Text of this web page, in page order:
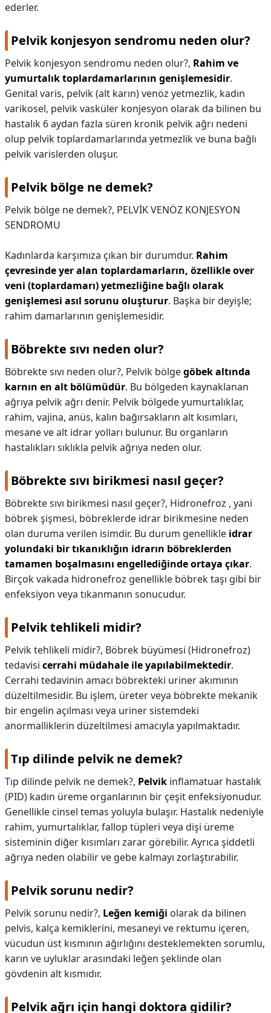
ederler.
Pelvik konjesyon sendromu neden olur?
Pelvik konjesyon sendromu neden olur?, Rahim ve
yumurtalık toplardamarlarının genişlemesidir.
Genital varis, pelvik (alt karın) venöz yetmezlik, kadın
varikosel, pelvik vasküler konjesyon olarak da bilinen bu
hastalık 6 aydan fazla süren kronik pelvik ağrı nedeni
olup pelvik toplardamarlarında yetmezlik ve buna bağlı
pelvik varislerden oluşur.
Pelvik bölge ne demek?
Pelvik bölge ne demek?, PELVİK VENÖZ KONJESYON
SENDROMU
Kadınlarda karşımıza çıkan bir durumdur. Rahim
çevresinde yer alan toplardamarların, özellikle over
veni (toplardamarı) yetmezliğine bağlı olarak
genişlemesi asıl sorunu oluşturur. Başka bir deyişle;
rahim damarlarının genişlemesidir.
Böbrekte sıvı neden olur?
Böbrekte sıvı neden olur?, Pelvik bölgegöbek altında
karnın en alt bölümüdür. Bu bölgeden kaynaklanan
ağrıya pelvik ağrı denir. Pelvik bölgede yumurtalıklar,
rahim, vajina, anüs, kalın bağırsakların alt kısımları,
mesane ve alt idrar yolları bulunur. Bu organların
hastalıkları sıklıkla pelvik ağrıya neden olur.
Böbrekte sıvı birikmesi nasıl geçer?
Böbrekte sıvı birikmesi nasıl geçer?, Hidronefroz , yani
böbrek şişmesi, böbreklerde idrar birikmesine neden
olan duruma verilen isimdir. Bu durum genellikle idrar
yolundaki bir tıkanıklığın idrarın böbreklerden
tamamen boşalmasını engellediğinde ortaya çıkar.
Birçok vakada hidronefroz genellikle böbrek taşı gibi bir
enfeksiyon veya tıkanmanın sonucudur.
Pelvik tehlikeli midir?
Pelvik tehlikeli midir?, Böbrek büyümesi (Hidronefroz)
tedavisi cerrahi müdahale ile yapılabilmektedir.
Cerrahi tedavinin amacı böbrekteki uriner akımının
düzeltilmesidir. Bu işlem, üreter veya böbrekte mekanik
bir engelin açılması veya uriner sistemdeki
anormalliklerin düzeltilmesi amacıyla yapılmaktadır.
Tıp dilinde pelvik ne demek?
Tıp dilinde pelvik ne demek?, Pelvik inflamatuar hastalık
(PID) kadın üreme organlarının bir çeşit enfeksiyonudur.
Genellikle cinsel temas yoluyla bulaşır. Hastalık nedeniyle
rahim, yumurtalıklar, fallop tüpleri veya dişi üreme
sisteminin diğer kısımları zarar görebilir. Ayrıca şiddetli
ağrıya neden olabilir ve gebe kalmayı zorlaştırabilir.
Pelvik sorunu nedir?
Pelvik sorunu nedir?, Leğen kemiği olarak da bilinen
pelvis, kalça kemiklerini, mesaneyi ve rektumu içeren,
vücudun üst kısmının ağırlığını desteklemekten sorumlu,
karın ve uyluklar arasındaki leğen şeklinde olan
gövdenin alt kısmıdır.
Pelvik ağrı için hangi doktora gidilir?